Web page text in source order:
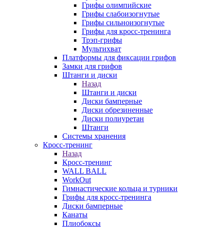
Грифы олимпийские
Грифы слабоизогнутые
Грифы сильноизогнутые
Грифы для кросс-тренинга
Трэп-грифы
Мультихват
Платформы для фиксации грифов
Замки для грифов
Штанги и диски
Назад
Штанги и диски
Диски бамперные
Диски обрезиненные
Диски полиуретан
Штанги
Системы хранения
Кросс-тренинг
Назад
Кросс-тренинг
WALL BALL
WorkOut
Гимнастические кольца и турники
Грифы для кросс-тренинга
Диски бамперные
Канаты
Плиобоксы